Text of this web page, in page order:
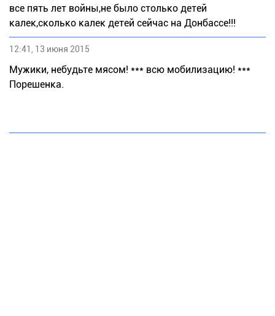
все пять лет войны,не было столько детей
калек,сколько калек детей сейчас на Донбассе!!!
12:41, 13 июня 2015
Мужики, небудьте мясом! *** всю мобилизацию! ***
Порешенка.